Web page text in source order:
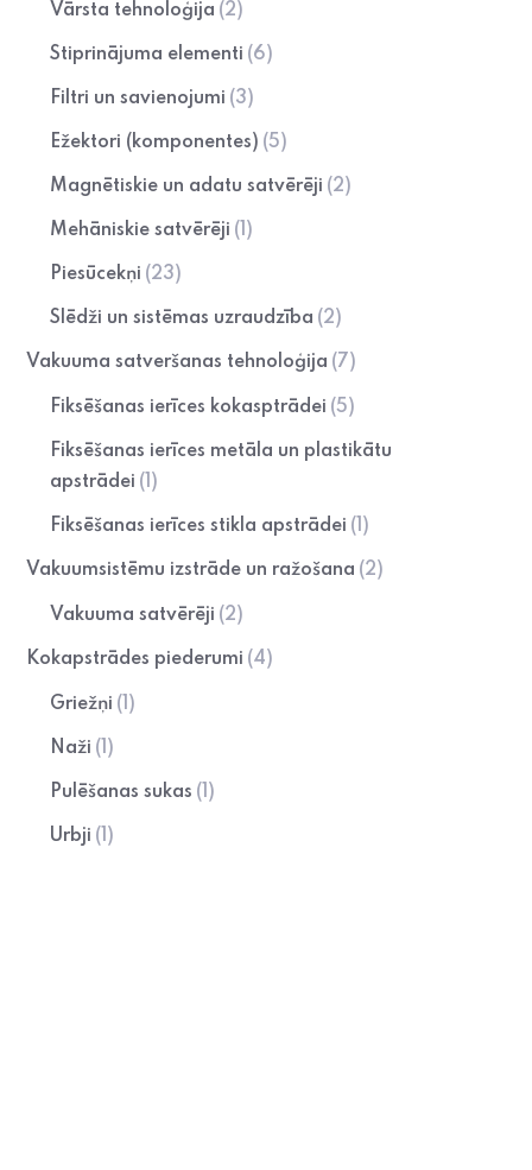
Vārsta tehnoloģija (2)
Stiprinājuma elementi (6)
Filtri un savienojumi (3)
Ežektori (komponentes) (5)
Magnētiskie un adatu satvērēji (2)
Mehāniskie satvērēji (1)
Piesūcekņi (23)
Slēdži un sistēmas uzraudzība (2)
Vakuuma satveršanas tehnoloģija (7)
Fiksēšanas ierīces kokasptrādei (5)
Fiksēšanas ierīces metāla un plastikātu
apstrādei (1)
Fiksēšanas ierīces stikla apstrādei (1)
Vakuumsistēmu izstrāde un ražošana (2)
Vakuuma satvērēji (2)
Kokapstrādes piederumi (4)
Griežņi (1)
Naži (1)
Pulēšanas sukas (1)
Urbji (1)